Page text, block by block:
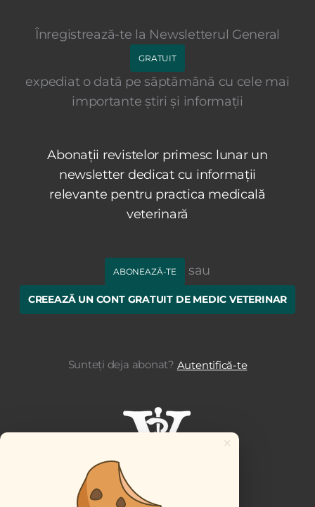
Înregistrează-te la Newsletterul General
GRATUIT
expediat o dată pe săptămână cu cele mai
importante știri și informații
Abonații revistelor primesc lunar un
newsletter dedicat cu informații
relevante pentru practica medicală
veterinară
ABONEAZĂ-TE sau
CREEAZĂ UN CONT GRATUIT DE MEDIC VETERINAR
Sunteți deja abonat? Autentifică-te
×